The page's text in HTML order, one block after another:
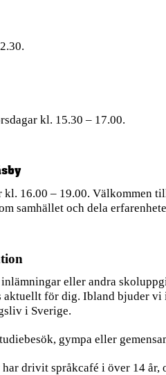
kl. 15.30 – 17.00.
kl. 16.00 – 19.00. Välkommen
samhället och dela
eller andra
aktuellt för dig. Ibland bjuder
i Sverige.
gympa eller
har drivit språkcafé i över 14 år,